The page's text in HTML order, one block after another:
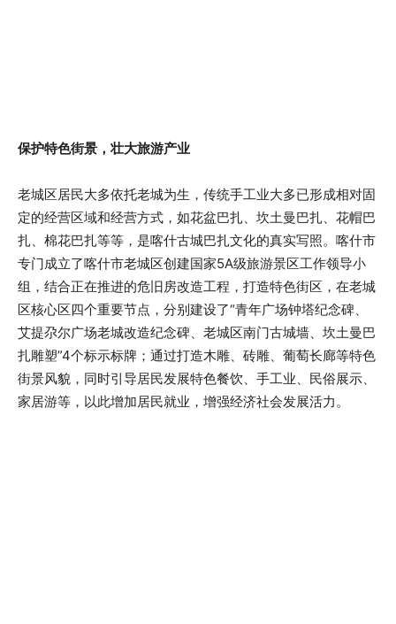
保护特色街景，壮大旅游产业
老城区居民大多依托老城为生，传统手工业大多已形成相对固
定的经营区域和经营方式，如花盆巴扎、坎土曼巴扎、花帽巴
扎、棉花巴扎等等，是喀什古城巴扎文化的真实写照。喀什市
专门成立了喀什市老城区创建国家5A级旅游景区工作领导小
组，结合正在推进的危旧房改造工程，打造特色街区，在老城
区核心区四个重要节点，分别建设了“青年广场钟塔纪念碑、
艾提尕尔广场老城改造纪念碑、老城区南门古城墙、坎土曼巴
扎雕塑”4个标示标牌；通过打造木雕、砖雕、葡萄长廊等特色
街景风貌，同时引导居民发展特色餐饮、手工业、民俗展示、
家居游等，以此增加居民就业，增强经济社会发展活力。